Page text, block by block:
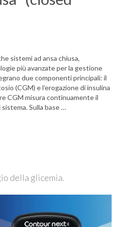
sistemi ad ansa chiusa,
più avanzate per la gestione
due componenti principali: il
(CGM) e l’erogazione di insulina
CGM misura continuamente il
Sulla base …
della glicemia.